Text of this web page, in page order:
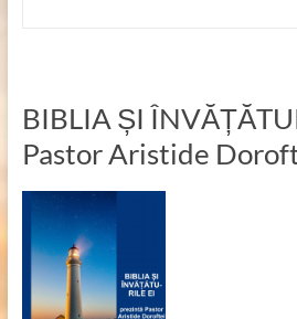
BIBLIA ȘI
Pastor Aristide